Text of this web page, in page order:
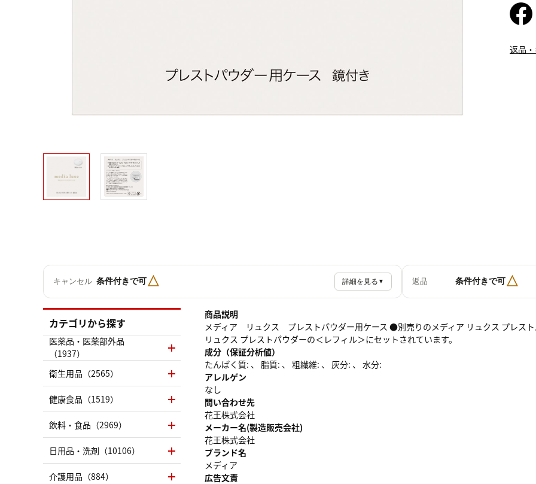
返品
キャンセル 条件付きで可△ 詳細を見る ▼ 返品 条件付きで可△
商品説明
メディア リュクス プレストパウダー用ケース ●別売りのメディア リュクス プレス
リュクス プレストパウダーの＜レフィル＞にセットされています。
成分（保証分析値）
たんぱく質: 、 脂質: 、 粗繊維: 、 灰分: 、 水分:
アレルゲン
なし
問い合わせ先
花王株式会社
メーカー名(製造販売会社)
花王株式会社
ブランド名
メディア
広告文責
カテゴリから探す
医薬品・医薬部外品
（1937）
衛生用品（2565）
健康食品（1519）
飲料・食品（2969）
日用品・洗剤（10106）
介護用品（884）